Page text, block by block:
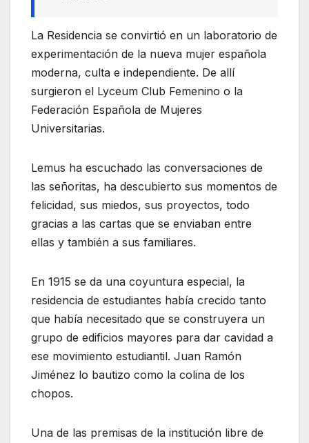
La Residencia se convirtió en un laboratorio de
experimentación de la nueva mujer española
moderna, culta e independiente. De allí
surgieron el Lyceum Club Femenino o la
Federación Española de Mujeres
Universitarias.
Lemus ha escuchado las conversaciones de
las señoritas, ha descubierto sus momentos de
felicidad, sus miedos, sus proyectos, todo
gracias a las cartas que se enviaban entre
ellas y también a sus familiares.
En 1915 se da una coyuntura especial, la
residencia de estudiantes había crecido tanto
que había necesitado que se construyera un
grupo de edificios mayores para dar cavidad a
ese movimiento estudiantil. Juan Ramón
Jiménez lo bautizo como la colina de los
chopos.
Una de las premisas de la institución libre de